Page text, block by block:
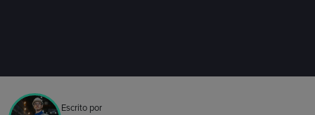
Escrito por